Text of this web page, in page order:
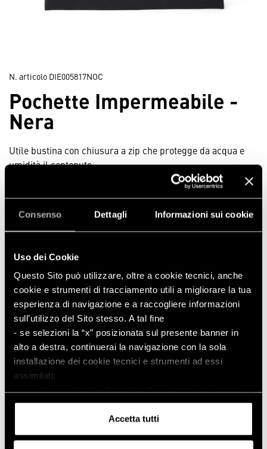
Consenso Dettagli Informazioni sui cookie
Uso dei Cookie
Questo Sito può utilizzare, oltre a cookie tecnici, anche
cookie e strumenti di tracciamento utili a migliorare la tua
esperienza di navigazione e a raccogliere informazioni
sull’utilizzo del Sito stesso. A tal fine
- se selezioni la “x” posizionata sul presente banner in
alto a destra, continuerai la navigazione con la sola
installazione dei cookie tecnici e strumenti ad essi
assimilati;
- se selezioni il tasto “Accetta tutti i cookie”, acconsenti
all’installazione di tutti i cookie e strumenti di
Puoi conoscere i relativi dettagli
Accetta tutti
N. articolo DIE005817NOC
Pochette Impermeabile -
Nera
Utile bustina con chiusura a zip che protegge da acqua e
umidità il contenuto
€ 3,90
Protegge da acqua e umidità il contenuto
Con chiusura a zip
Dim. 21,5 x 29 cm
In breve
Per custodire il cellulare così come documenti
importanti, porta con te a lavoro questa utile
pochette impermeabile: saranno al sicuro! Con
chiusura a zip, è in poliestere. Dim. 21,5 x 29 cm.